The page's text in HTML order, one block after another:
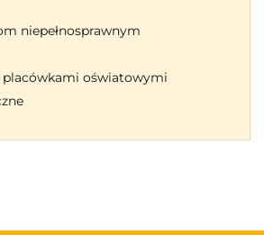
niepełnosprawnym
placówkami oświatowymi